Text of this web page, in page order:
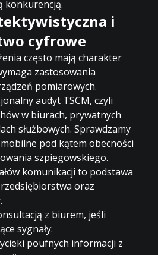
konkurencją.
i
cyfrowe
często mają charakter
zastosowania
pomiarowych.
audyt TSCM, czyli
w biurach, prywatnych
służbowych. Sprawdzamy
pod kątem obecności
szpiegowskiego.
komunikacji to podstawa
oraz
z biurem, jeśli
sygnały:
poufnych informacji z